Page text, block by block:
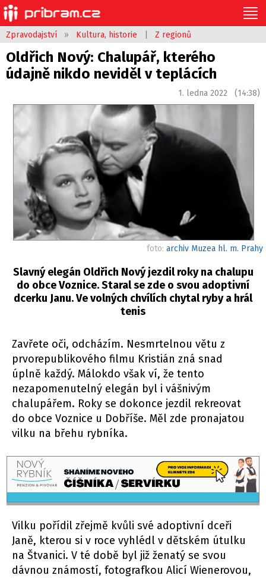
Zpravodajství » Kultura, historie Z regionů
Oldřich Nový: Chalupář, kterého
údajně nikdo neviděl v teplácích
1. ledna 2022 (14:38)
foto: archiv Muzea hl. m. Prahy
Slavný elegán Oldřich Nový jezdil roky na chalupu
do obce Voznice. Staral se zde o svou adoptivní
dcerku Janu. Ve volných chvílích chytal ryby a hrál
tenis
Zavřete oči, odcházím. Nesmrtelnou větu z
prvorepublikového filmu Kristián zná snad
úplně každý. Málokdo však ví, že tento
nezapomenutelný elegán byl i vášnivým
chalupářem. Roky se dokonce jezdil rekreovat
do obce Voznice u Dobříše. Měl zde pronajatou
vilku na břehu rybníka.
Vilku pořídil zřejmě kvůli své adoptivní dceři
Janě, kterou si v roce vyhlédl v dětském útulku
na Štvanici. V té době byl již ženatý se svou
dávnou známostí, fotografkou Alicí Wienerovou,